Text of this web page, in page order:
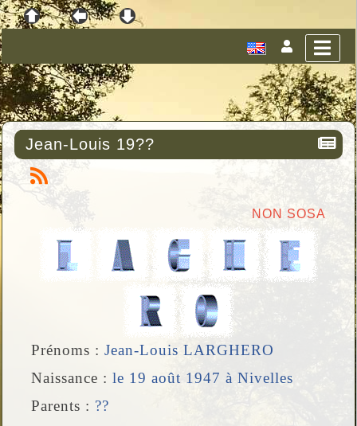
Jean-Louis 19??
NON SOSA
Prénoms : Jean-Louis LARGHERO
Naissance : le 19 août 1947 à Nivelles
Parents : ??